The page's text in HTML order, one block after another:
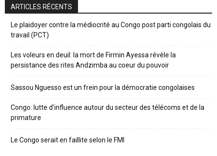
ARTICLES RÉCENTS
Le plaidoyer contre la médiocrité au Congo post parti congolais du
travail (PCT)
Les voleurs en deuil: la mort de Firmin Ayessa révèle la
persistance des rites Andzimba au coeur du pouvoir
Sassou Nguesso est un frein pour la démocratie congolaises
Congo: lutte d’influence autour du secteur des télécoms et de la
primature
Le Congo serait en faillite selon le FMI